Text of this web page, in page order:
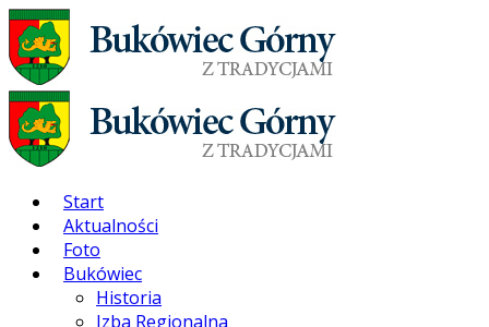
Start
Aktualności
Foto
Bukówiec
Historia
Izba Regionalna